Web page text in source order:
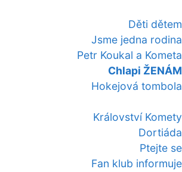
Děti dětem
Jsme jedna rodina
Petr Koukal a Kometa
Chlapi ŽENÁM
Hokejová tombola
Království Komety
Dortiáda
Ptejte se
Fan klub informuje